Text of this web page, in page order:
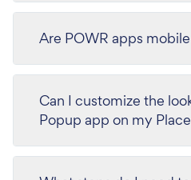
Are POWR apps
Can I customize the
Popup app on my